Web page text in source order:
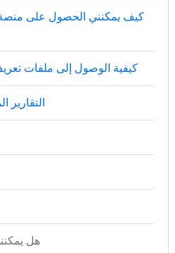
كيف يمكنني الحصول على منصة
كيفية الوصول إلى ملفات
التقارير
هل